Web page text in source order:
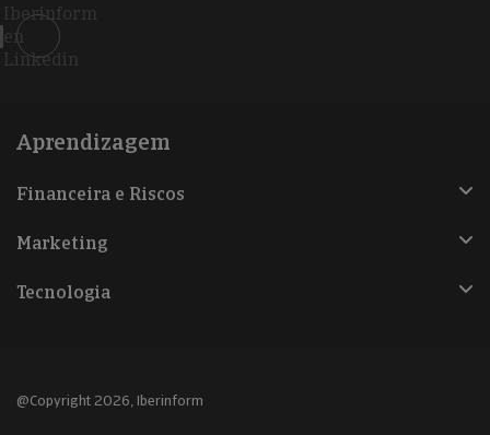
Iberinform
en
Linkedin
Aprendizagem
Financeira e Riscos
Marketing
Tecnologia
@Copyright 2026, Iberinform